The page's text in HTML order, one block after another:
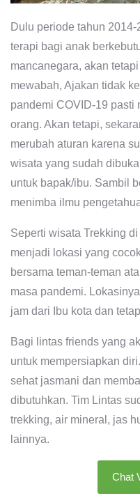
Dulu periode tahun
terapi bagi anak
mancanegara, akan
mewabah, Ajakan tidak
pandemi COVID-19 pasti
orang. Akan tetapi,
merubah aturan karena
wisata yang sudah
untuk bapak/ibu. Sambil
menimba ilmu
Seperti wisata Trekking
menjadi lokasi yang
bersama teman-teman
masa pandemi.
jam dari Ibu kota dan
Bagi lintas friends yang
untuk mempersiapkan
sehat jasmani dan
dibutuhkan. Tim Lintas
trekking, air mineral, jas
lainnya.
Chat